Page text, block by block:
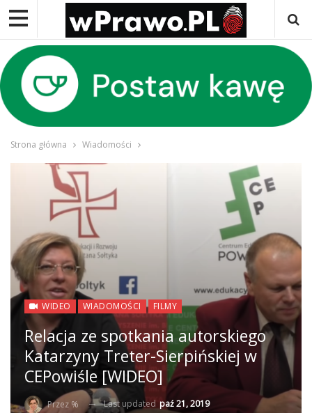
Strona główna Wiadomości
WIDEO WIADOMOŚCI FILMY
Relacja ze spotkania autorskiego
Katarzyny Treter-Sierpińskiej w
CEPowiśle [WIDEO]
Przez % Last updated paź 21, 2019